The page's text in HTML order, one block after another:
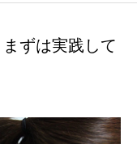
ずは実践して